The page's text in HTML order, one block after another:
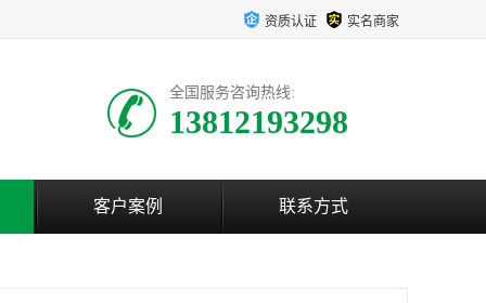
资质认证 实名商家
全国服务咨询热线:
13812193298
客户案例 联系方式